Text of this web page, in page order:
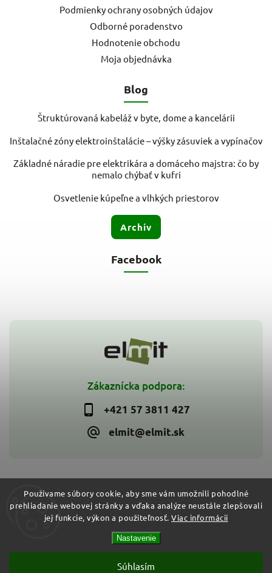
Používame súbory cookie, aby sme vám umožnili pohodlné
prehliadanie webovej stránky a vďaka analýze neustále zlepšovali
jej funkcie, výkon a použiteľnosť. Viac informácií
Nastavenie
Súhlasím
Zákaznícka podpora:
+421 57 3811 427
elmit@elmit.sk
Podmienky ochrany osobných údajov
Odborné poradenstvo
Hodnotenie obchodu
Moja objednávka
Blog
Štruktúrovaná kabeláž v byte, dome a kancelárii
Inštalačné zóny elektroinštalácie – výšky zásuviek a vypínačov
Základné náradie pre elektrikára a domáceho majstra: čo by
nemalo chýbať v kufri
Osvetlenie kúpeľne a vlhkých priestorov
Archív
Facebook
Copyright 2026ELMIT - Elektroinštalačný materiál, svietidlá.
Všetky práva vyhradené.
Shoptet| Design